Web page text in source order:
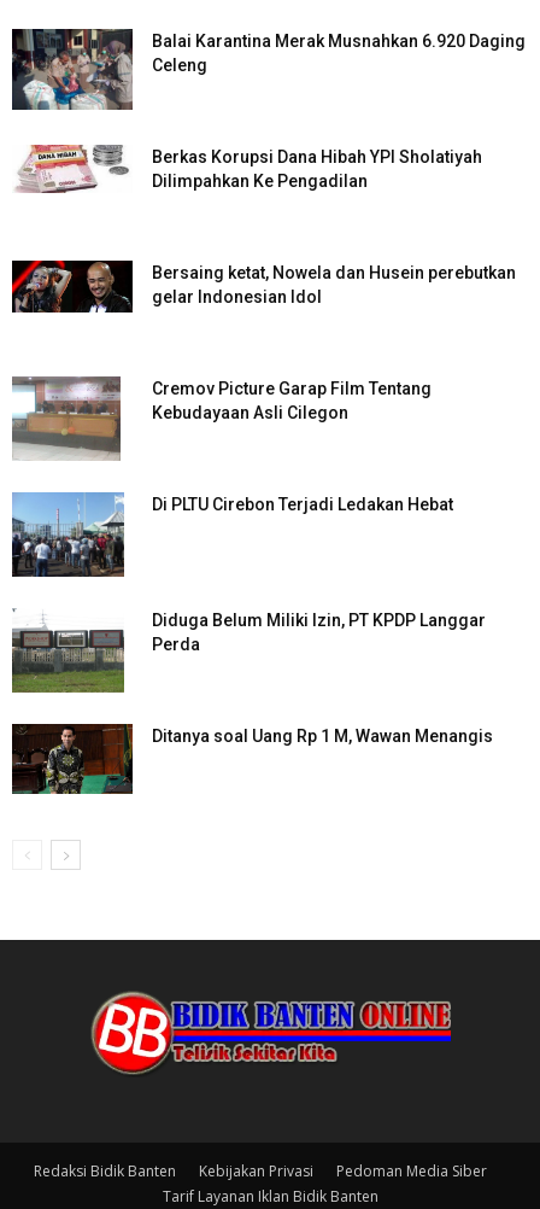
Balai Karantina Merak Musnahkan 6.920 Daging
Celeng
Berkas Korupsi Dana Hibah YPI Sholatiyah
Dilimpahkan Ke Pengadilan
Bersaing ketat, Nowela dan Husein perebutkan
gelar Indonesian Idol
Cremov Picture Garap Film Tentang
Kebudayaan Asli Cilegon
Di PLTU Cirebon Terjadi Ledakan Hebat
Diduga Belum Miliki Izin, PT KPDP Langgar
Perda
Ditanya soal Uang Rp 1 M, Wawan Menangis
Redaksi Bidik Banten Kebijakan Privasi
Pedoman Media Siber
Tarif Layanan Iklan Bidik Banten